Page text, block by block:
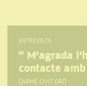
ENTREVISTA
“ M’agrada
contacte
CARME CIVIT ORÓ